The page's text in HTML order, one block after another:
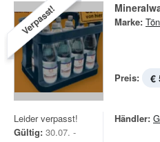
Verpasst! Marke:
Preis: €
Leider verpasst!
Gültig: 30.07. -
Händler: